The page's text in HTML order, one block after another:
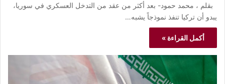
بقلم ، محمد حمود- بعد أكثر من عقد من التدخل العسكري في سوريا،
يبدو أن تركيا تنفذ نموذجاً يشبه…
أكمل القراءة »